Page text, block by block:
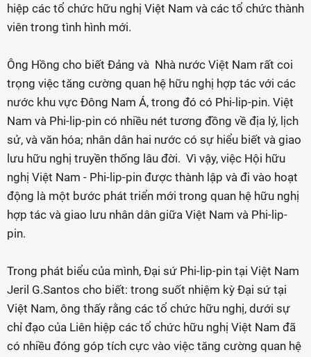
hiệp các tổ chức hữu nghị Việt Nam và các tổ chức thành
viên trong tình hình mới.
Ông Hồng cho biết Đảng và Nhà nước Việt Nam rất coi
trọng việc tăng cường quan hệ hữu nghị hợp tác với các
nước khu vực Đông Nam Á, trong đó có Phi-lip-pin. Việt
Nam và Phi-lip-pin có nhiều nét tương đồng về địa lý, lịch
sử, và văn hóa; nhân dân hai nước có sự hiểu biết và giao
lưu hữu nghị truyền thống lâu đời. Vì vậy, việc Hội hữu
nghị Việt Nam - Phi-lip-pin được thành lập và đi vào hoạt
động là một bước phát triển mới trong quan hệ hữu nghị
hợp tác và giao lưu nhân dân giữa Việt Nam và Phi-lip-
pin.
Trong phát biểu của mình, Đại sứ Phi-lip-pin tại Việt Nam
Jeril G.Santos cho biết: trong suốt nhiệm kỳ Đại sứ tại
Việt Nam, ông thấy rằng các tổ chức hữu nghị, dưới sự
chỉ đạo của Liên hiệp các tổ chức hữu nghị Việt Nam đã
có nhiều đóng góp tích cực vào việc tăng cường quan hệ